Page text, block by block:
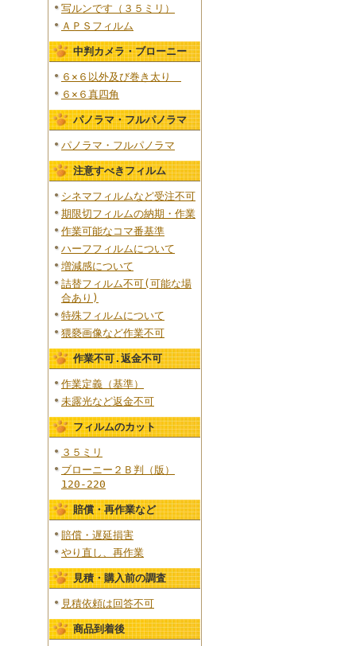
写ルンです（３５ミリ）
ＡＰＳフィルム
中判カメラ・ブローニー
６×６以外及び巻き太り
６×６真四角
パノラマ・フルパノラマ
パノラマ・フルパノラマ
注意すべきフィルム
シネマフィルムなど受注不可
期限切フィルムの納期・作業
作業可能なコマ番基準
ハーフフィルムについて
増減感について
詰替フィルム不可(可能な場
合あり)
特殊フィルムについて
猥褻画像など作業不可
作業不可.返金不可
作業定義（基準）
未露光など返金不可
フィルムのカット
３５ミリ
ブローニー２Ｂ判（版）
120-220
賠償・再作業など
賠償・遅延損害
やり直し、再作業
見積・購入前の調査
見積依頼は回答不可
商品到着後